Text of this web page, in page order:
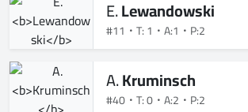
E.Lewandowski
#11 T: 1 A:1 P:2
A.Kruminsch
#40 T: 0 A:2 P:2